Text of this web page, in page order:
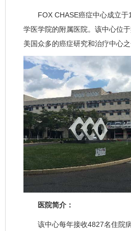
FOX CHASE癌症中心成立于
学医学院的附属医院。该中心位
美国众多的癌症研究和治疗中心之
医院简介：
该中心每年接收4827名住院病